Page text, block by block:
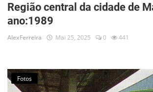
Região central da cidade de
ano:1989
AlexFerreira Mai 25, 2025 0 441
Fotos